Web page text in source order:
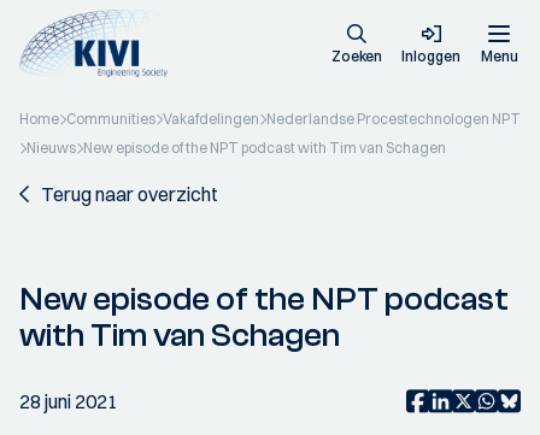
Zoeken Inloggen Menu
Home Communities Vakafdelingen Nederlandse Procestechnologen NPT
Nieuws New episode of the NPT podcast with Tim van Schagen
Terug naar overzicht
New episode of the NPT podcast
with Tim van Schagen
28 juni 2021